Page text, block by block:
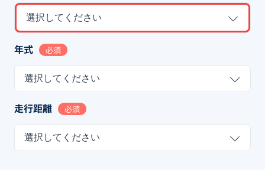
選択してください
年式 必須
選択してください
走行距離 必須
選択してください